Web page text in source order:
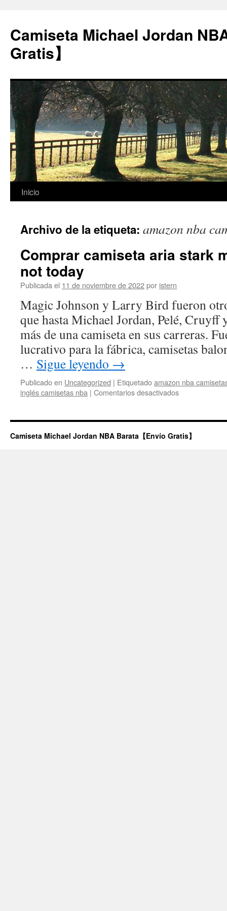
Camiseta Michael Jordan
Gratis】
Saltar
contenido
Inicio
Archivo de la etiqueta: amazon nba
Comprar camiseta aria stark
not today
Publicada el 11 de noviembre de 2022por istern
Magic Johnson y Larry Bird fueron
que hasta Michael Jordan, Pelé,
más de una camiseta en sus carreras.
lucrativo para la fábrica, camisetas
… Sigue leyendo →
Publicado en Uncategorized | Etiquetadoamazon nba
inglés camisetas nba | Comentarios desactivadosen
aria
stark
michael
Camiseta Michael Jordan NBA Barata【Envío Gratis】